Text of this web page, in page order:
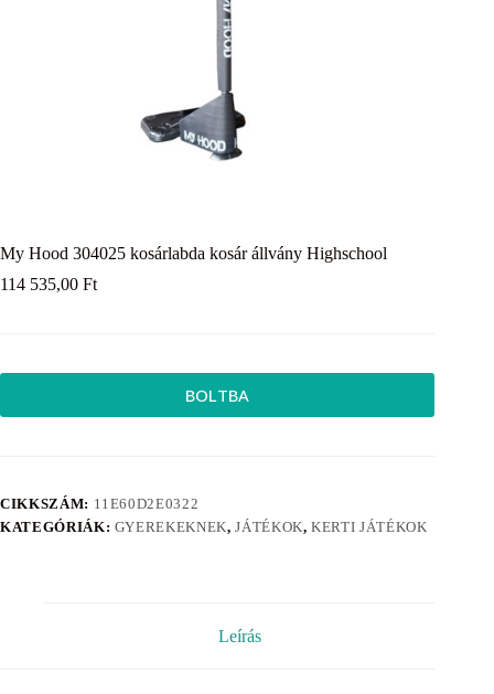
My Hood 304025 kosárlabda kosár állvány Highschool
114 535,00 Ft
BOLTBA
CIKKSZÁM: 11E60D2E0322
KATEGÓRIÁK: GYEREKEKNEK,JÁTÉKOK,KERTI JÁTÉKOK
Leírás